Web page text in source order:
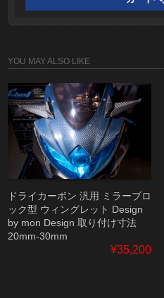
YOU MAY ALSO LIKE
ドライカーボン 汎用 ミラーブロ
ック型 ウィングレット Design
by mon Design 取り付け寸法
20mm-30mm
¥35,200